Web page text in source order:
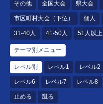
その他 全国大会 県大会
市区町村大会（下位） 個人
31-40人 41-50人 51人以上
テーマ別メニュー
レベル別 レベル1 レベル2
レベル6 レベル7 レベル8
止める 蹴る